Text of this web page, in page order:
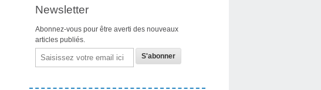
Newsletter
Abonnez-vous pour être averti des nouveaux
articles publiés.
Email